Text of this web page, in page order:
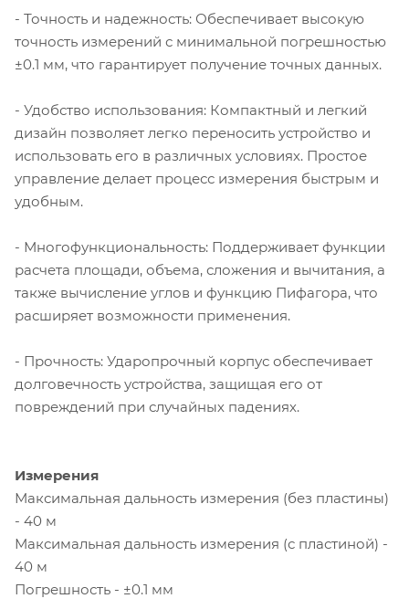
- Точность и надежность: Обеспечивает высокую
точность измерений с минимальной погрешностью
±0.1 мм, что гарантирует получение точных данных.
- Удобство использования: Компактный и легкий
дизайн позволяет легко переносить устройство и
использовать его в различных условиях. Простое
управление делает процесс измерения быстрым и
удобным.
- Многофункциональность: Поддерживает функции
расчета площади, объема, сложения и вычитания, а
также вычисление углов и функцию Пифагора, что
расширяет возможности применения.
- Прочность: Ударопрочный корпус обеспечивает
долговечность устройства, защищая его от
повреждений при случайных падениях.
Измерения
Максимальная дальность измерения (без пластины)
- 40 м
Максимальная дальность измерения (с пластиной) -
40 м
Погрешность - ±0.1 мм